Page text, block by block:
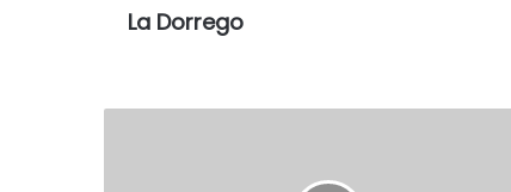
La Dorrego